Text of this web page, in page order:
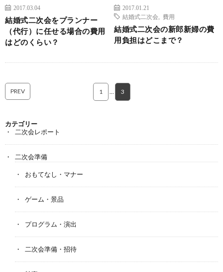
2017.03.04
結婚式二次会をプランナー
（代行）に任せる場合の費用
はどのくらい？
2017.01.21
結婚式二次会
費用
結婚式二次会の新郎新婦の費
用負担はどこまで？
PREV 1 3
カテゴリー
二次会レポート
二次会準備
おもてなし・マナー
ゲーム・景品
プログラム・演出
二次会準備・招待